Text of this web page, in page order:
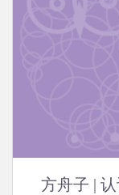
方舟子 |